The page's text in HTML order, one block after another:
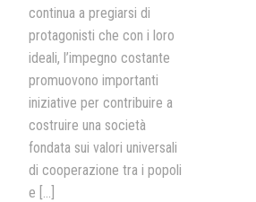
continua a pregiarsi di
protagonisti che con i loro
ideali, l’impegno costante
promuovono importanti
iniziative per contribuire a
costruire una società
fondata sui valori universali
di cooperazione tra i popoli
e [...]